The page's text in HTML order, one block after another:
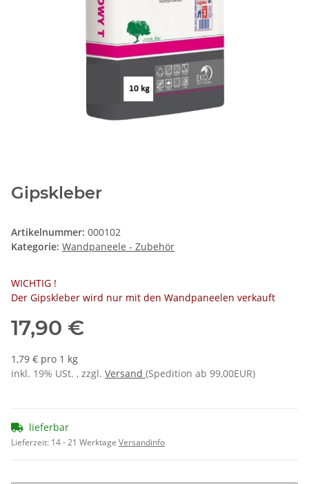
Gipskleber
Artikelnummer: 000102
Kategorie: Wandpaneele - Zubehör
WICHTIG !
Der Gipskleber wird nur mit den Wandpaneelen verkauft
17,90 €
1,79 € pro 1 kg
inkl. 19% USt. , zzgl. Versand (Spedition ab 99,00EUR)
lieferbar
Lieferzeit: 14 - 21 Werktage Versandinfo